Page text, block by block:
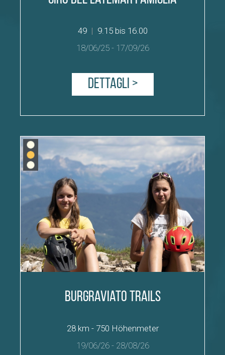
49 | 9.15 bis 16.00
18/06/25- 17/09/26
Dettagli >
Burgraviato Trails
28 km - 750 Höhenmeter
19/06/26- 28/08/26